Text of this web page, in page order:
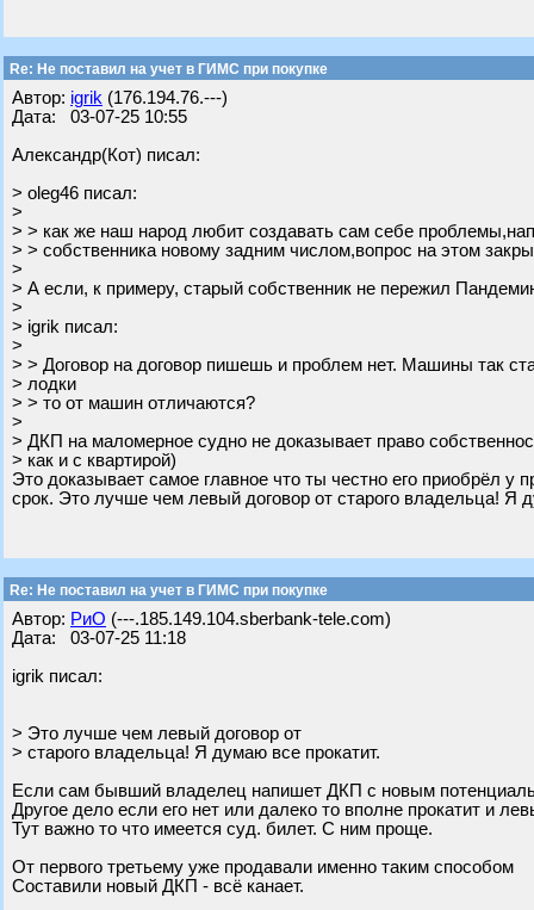
Re: Не поставил на учет в ГИМС при покупке
Автор: igrik (176.194.76.---)
Дата: 03-07-25 10:55
Александр(Кот) писал:
> oleg46 писал:
>
> > как же наш народ любит создавать сам себе
> > собственника новому задним числом,вопрос на этом
>
> А если, к примеру, старый собственник не пережил
>
> igrik писал:
>
> > Договор на договор пишешь и проблем нет. Машины так
> лодки
> > то от машин отличаются?
>
> ДКП на маломерное судно не доказывает право
> как и с квартирой)
Это доказывает самое главное что ты честно его приобрёл у
срок. Это лучше чем левый договор от старого владельца! Я
Re: Не поставил на учет в ГИМС при покупке
Автор: РиО (---.185.149.104.sberbank-tele.com)
Дата: 03-07-25 11:18
igrik писал:
> Это лучше чем левый договор от
> старого владельца! Я думаю все прокатит.
Если сам бывший владелец напишет ДКП с новым
Другое дело если его нет или далеко то вполне прокатит и
Тут важно то что имеется суд. билет. С ним проще.
От первого третьему уже продавали именно таким способом
Составили новый ДКП - всё канает.